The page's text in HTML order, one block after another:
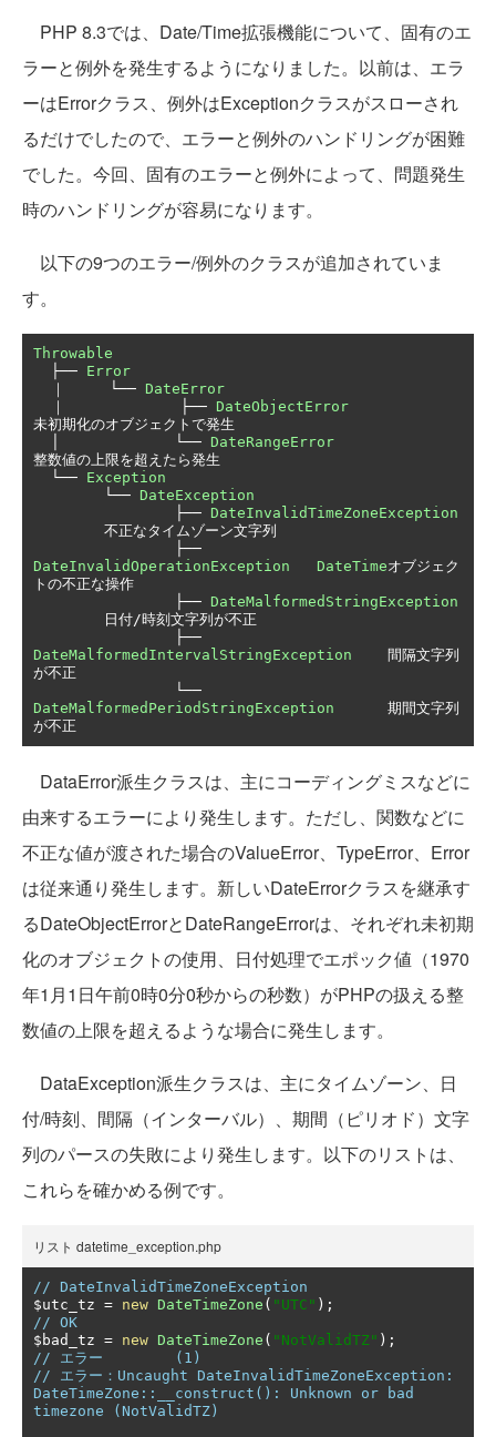
PHP 8.3では、Date/Time拡張機能について、固有のエ
ラーと例外を発生するようになりました。以前は、エラ
ーはErrorクラス、例外はExceptionクラスがスローされ
るだけでしたので、エラーと例外のハンドリングが困難
でした。今回、固有のエラーと例外によって、問題発生
時のハンドリングが容易になります。
以下の9つのエラー/例外のクラスが追加されていま
す。
Throwable
├── Error
｜
└── DateError
｜
├── DateObjectError
未初期化のオブジェクトで発生
└── DateRangeError
整数値の上限を超えたら発生
└── Exception
└── DateException
├── DateInvalidTimeZoneException
不正なタイムゾーン文字列
├──
DateInvalidOperationException
DateTimeオブジェク
トの不正な操作
├── DateMalformedStringException
日付/時刻文字列が不正
├──
DateMalformedIntervalStringException
間隔文字列
が不正
└──
DateMalformedPeriodStringException
期間文字列
が不正
DataError派生クラスは、主にコーディングミスなどに
由来するエラーにより発生します。ただし、関数などに
不正な値が渡された場合のValueError、TypeError、Error
は従来通り発生します。新しいDateErrorクラスを継承す
るDateObjectErrorとDateRangeErrorは、それぞれ未初期
化のオブジェクトの使用、日付処理でエポック値（1970
年1月1日午前0時0分0秒からの秒数）がPHPの扱える整
数値の上限を超えるような場合に発生します。
DataException派生クラスは、主にタイムゾーン、日
付/時刻、間隔（インターバル）、期間（ピリオド）文字
列のパースの失敗により発生します。以下のリストは、
これらを確かめる例です。
リスト datetime_exception.php
// DateInvalidTimeZoneException
$utc_tz = new DateTimeZone ( "UTC" );
// OK
$bad_tz = new DateTimeZone ( "NotValidTZ" );
// エラー	(1)
// エラー：Uncaught DateInvalidTimeZoneException:
DateTimeZone::__construct(): Unknown or bad
timezone (NotValidTZ)